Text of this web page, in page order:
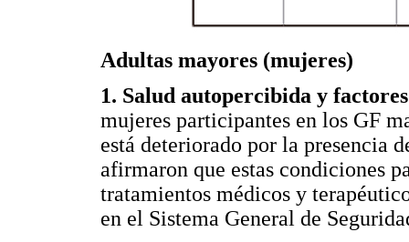
Adultas mayores (mujeres)
1. Salud autopercibida y
mujeres participantes en los GF
está deteriorado por la presencia
afirmaron que estas condiciones
tratamientos médicos y
en el Sistema General de